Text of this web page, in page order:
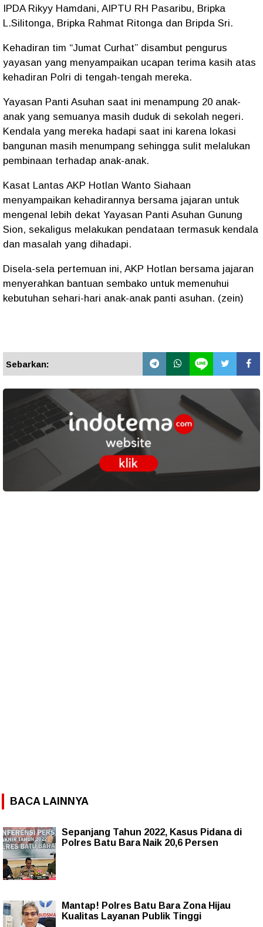
IPDA Rikyy Hamdani, AIPTU RH Pasaribu, Bripka
L.Silitonga, Bripka Rahmat Ritonga dan Bripda Sri.
Kehadiran tim “Jumat Curhat” disambut pengurus
yayasan yang menyampaikan ucapan terima kasih atas
kehadiran Polri di tengah-tengah mereka.
Yayasan Panti Asuhan saat ini menampung 20 anak-
anak yang semuanya masih duduk di sekolah negeri.
Kendala yang mereka hadapi saat ini karena lokasi
bangunan masih menumpang sehingga sulit melalukan
pembinaan terhadap anak-anak.
Kasat Lantas AKP Hotlan Wanto Siahaan
menyampaikan kehadirannya bersama jajaran untuk
mengenal lebih dekat Yayasan Panti Asuhan Gunung
Sion, sekaligus melakukan pendataan termasuk kendala
dan masalah yang dihadapi.
Disela-sela pertemuan ini, AKP Hotlan bersama jajaran
menyerahkan bantuan sembako untuk memenuhui
kebutuhan sehari-hari anak-anak panti asuhan. (zein)
Sebarkan:
BACA LAINNYA
Sepanjang Tahun 2022, Kasus Pidana di
Polres Batu Bara Naik 20,6 Persen
Mantap! Polres Batu Bara Zona Hijau
Kualitas Layanan Publik Tinggi